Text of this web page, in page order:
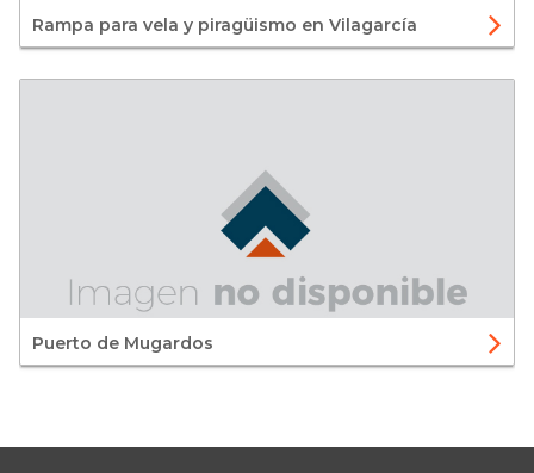
Rampa para vela y piragüismo en Vilagarcía
Puerto de Mugardos